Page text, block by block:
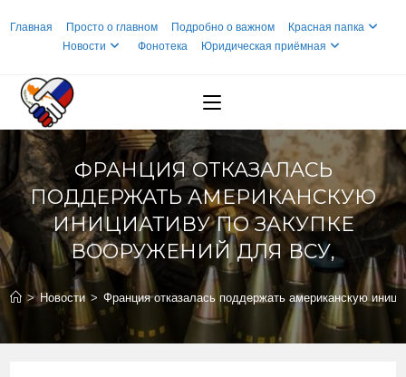
Главная Просто о главном Подробно о важном
Красная папка
Новости
Фонотека Юридическая приёмная
ФРАНЦИЯ ОТКАЗАЛАСЬ
ПОДДЕРЖАТЬ АМЕРИКАНСКУЮ
ИНИЦИАТИВУ ПО ЗАКУПКЕ
ВООРУЖЕНИЙ ДЛЯ ВСУ,
> Новости > Франция отказалась поддержать американскую